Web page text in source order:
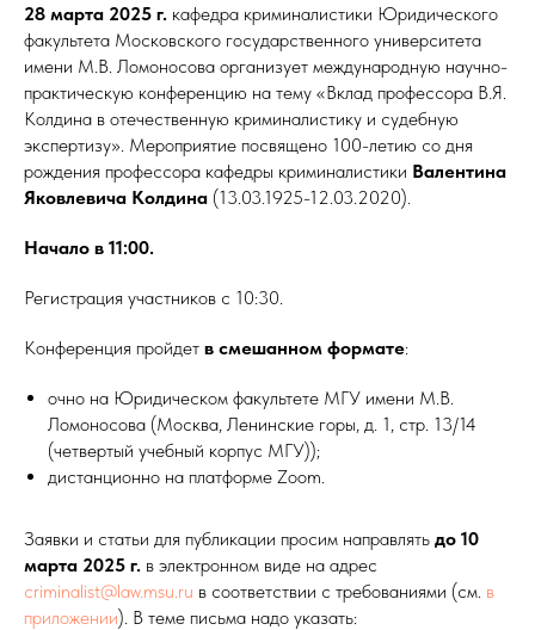
28 марта 2025 г. кафедра криминалистики Юридического
факультета Московского государственного университета
имени М.В. Ломоносова организует международную научно-
практическую конференцию на тему «Вклад профессора В.Я.
Колдина в отечественную криминалистику и судебную
экспертизу». Мероприятие посвящено 100-летию со дня
рождения профессора кафедры криминалистики Валентина
Яковлевича Колдина (13.03.1925-12.03.2020).
Начало в 11:00.
Регистрация участников с 10:30.
Конференция пройдет в смешанном формате:
очно на Юридическом факультете МГУ имени М.В.
Ломоносова (Москва, Ленинские горы, д. 1, стр. 13/14
(четвертый учебный корпус МГУ));
дистанционно на платформе Zoom.
Заявки и статьи для публикации просим направлять до 10
марта 2025 г. в электронном виде на адрес
criminalist@law.msu.ru в соответствии с требованиями (см. в
приложении). В теме письма надо указать: